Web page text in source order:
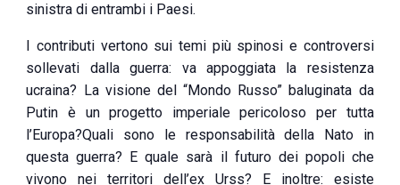
sinistra di entrambi i Paesi.
I contributi vertono sui temi più spinosi e controversi
sollevati dalla guerra: va appoggiata la resistenza
ucraina? La visione del “Mondo Russo” baluginata da
Putin è un progetto imperiale pericoloso per tutta
l’Europa?Quali sono le responsabilità della Nato in
questa guerra? E quale sarà il futuro dei popoli che
vivono nei territori dell’ex Urss? E inoltre: esiste